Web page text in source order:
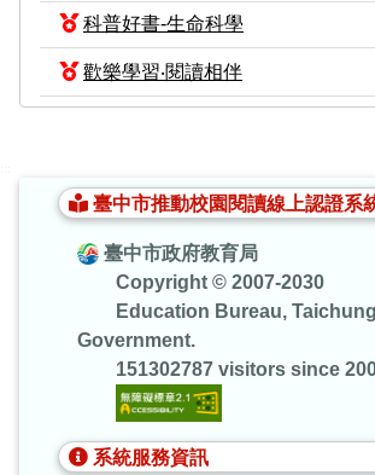
科普好書-生命科學
歡樂學習‧閱讀相伴
臺中市推動校園閱讀線上認證系
臺中市政府教育局
Copyright © 2007-2030
Education Bureau,
Government.
151302787 visitors since
系統服務資訊